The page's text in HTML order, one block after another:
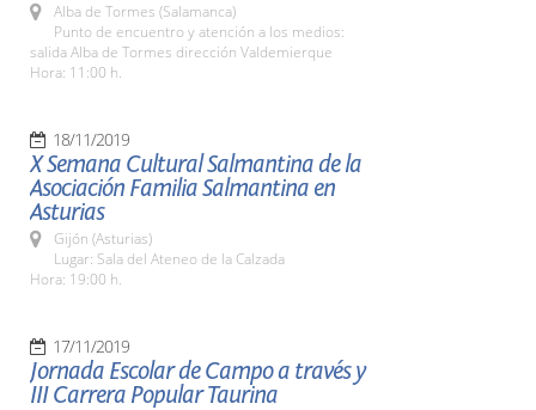
Alba de Tormes (Salamanca)
Punto de encuentro y atención a los medios:
salida Alba de Tormes dirección Valdemierque
Hora: 11:00 h.
18/11/2019
X Semana Cultural Salmantina de la
Asociación Familia Salmantina en
Asturias
Gijón (Asturias)
Lugar: Sala del Ateneo de la Calzada
Hora: 19:00 h.
17/11/2019
Jornada Escolar de Campo a través y
III Carrera Popular Taurina